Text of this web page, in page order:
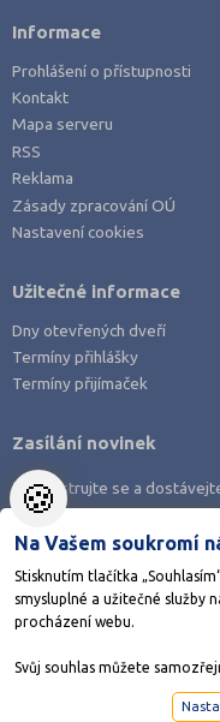
Informace
Prohlášení o přístupnosti
Kontakt
Mapa serveru
RSS
Reklama
Zásady zpracování OÚ
Nastavení cookies
Stáhněte si
Užitečné informace
Dny otevřených dveří
Termíny přihlášky
Termíny přijímaček
Zasílání novinek
Zaregistrujte se a
AMOS
🍪
Na Vašem soukromí
Stisknutím tlačítka
smysluplné a užitečné služby
procházení webu.
Svůj souhlas můžete